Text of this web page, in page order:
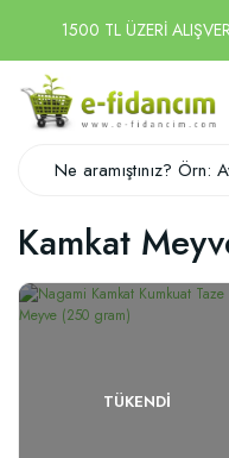
1500 TL ÜZERİ
Kamkat
TÜKENDI